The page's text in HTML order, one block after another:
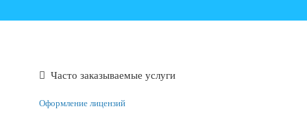
Часто заказываемые услуги
Оформление лицензий